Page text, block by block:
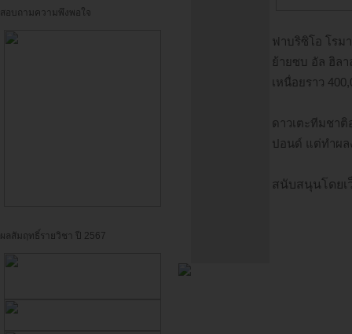
สอบถามความพึงพอใจ
ผลสัมฤทธิ์รายวิชา ปี 2567
ฟาบริซิโอ โรม
ย้ายซบ อัล ฮิล
เหนื่อยราว
ดาวเตะทีมชาติ
ปอนด์ แต่ทำผล
สนับสนุนโดย